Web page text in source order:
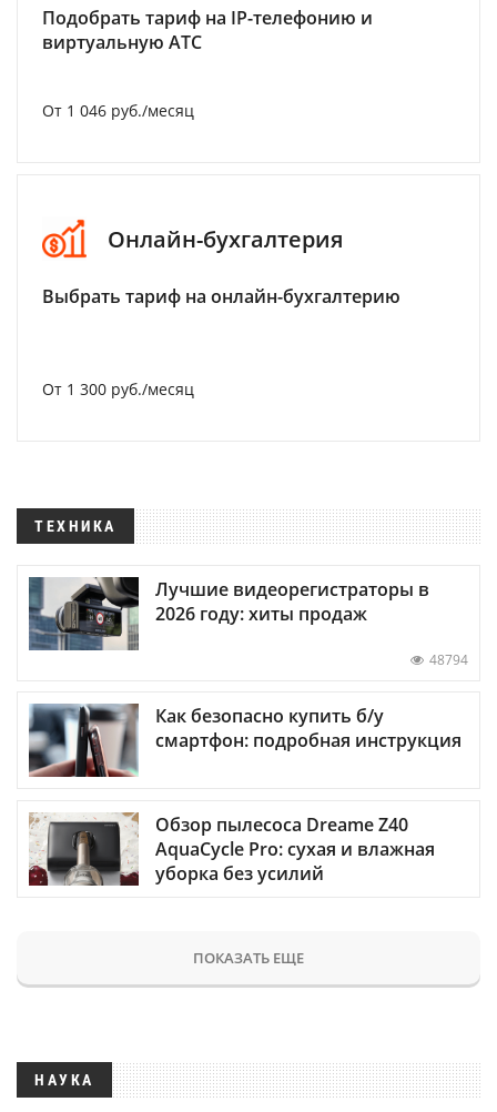
Подобрать тариф на IP-телефонию и
виртуальную АТС
От 1 046 руб./месяц
Онлайн-бухгалтерия
Выбрать тариф на онлайн-бухгалтерию
От 1 300 руб./месяц
ТЕХНИКА
Лучшие видеорегистраторы в
2026 году: хиты продаж
48794
Как безопасно купить б/у
смартфон: подробная инструкция
Обзор пылесоса Dreame Z40
AquaCycle Pro: сухая и влажная
уборка без усилий
ПОКАЗАТЬ ЕЩЕ
НАУКА